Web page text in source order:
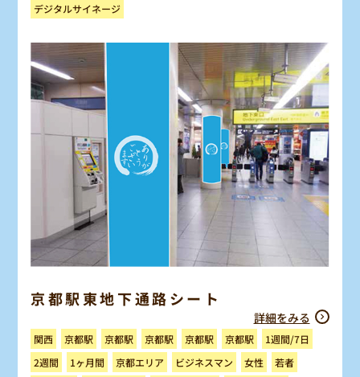
デジタルサイネージ
京都駅東地下通路シート
詳細をみる
関西 京都駅 京都駅 京都駅 京都駅 京都駅 1週間/7日
2週間 1ヶ月間 京都エリア ビジネスマン 女性 若者